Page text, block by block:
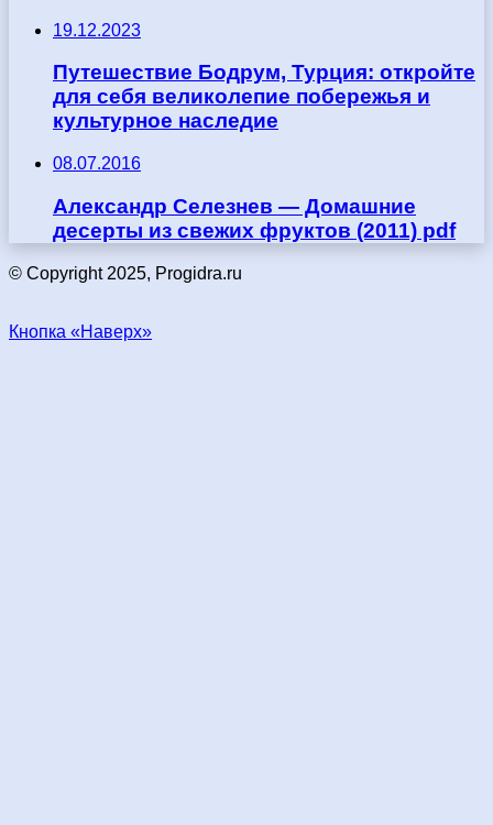
19.12.2023
Путешествие Бодрум, Турция: откройте
для себя великолепие побережья и
культурное наследие
08.07.2016
Александр Селезнев — Домашние
десерты из свежих фруктов (2011) pdf
© Copyright 2025, Progidra.ru
Кнопка «Наверх»